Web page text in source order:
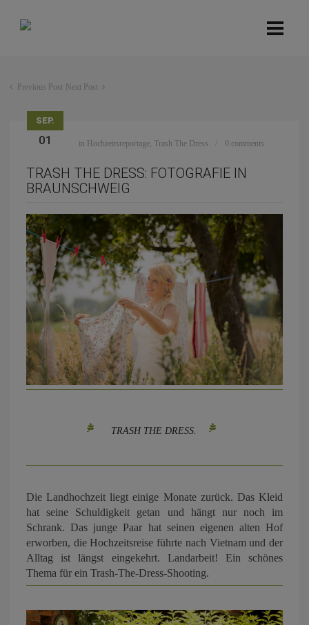
Previous Post Next Post
SEP.
01 in Hochzeitsreportage, Trash The Dress 0 comments
TRASH THE DRESS: FOTOGRAFIE IN
BRAUNSCHWEIG
TRASH THE DRESS.
Die Landhochzeit liegt einige Monate zurück. Das Kleid
hat seine Schuldigkeit getan und hängt nur noch im
Schrank. Das junge Paar hat seinen eigenen alten Hof
erworben, die Hochzeitsreise führte nach Vietnam und der
Alltag ist längst eingekehrt. Landarbeit! Ein schönes
Thema für ein Trash-The-Dress-Shooting.